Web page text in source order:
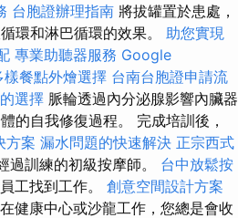
台胞證辦理指南 將拔罐置於患處，
環和淋巴循環的效果。 助您實現
專業助聽器服務 Google
樣餐點外燴選擇 台南台胞證申請流
選擇 脈輪透過內分泌腺影響內臟器
的自我修復過程。 完成培訓後，
方案 漏水問題的快速解決 正宗西式
過訓練的初級按摩師。 台中放鬆按
工找到工作。 創意空間設計方案
健康中心或沙龍工作，您總是會收